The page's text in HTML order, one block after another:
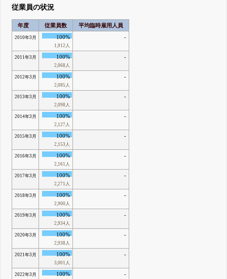
従業員の状況
年度 従業員数 平均臨時雇用人員
2010年3月 100%
1,912人
-
2011年3月 100%
2,068人
-
2012年3月 100%
2,085人
-
2013年3月 100%
2,098人
-
2014年3月 100%
2,127人
-
2015年3月 100%
2,153人
-
2016年3月 100%
2,161人
-
2017年3月 100%
2,271人
-
2018年3月 100%
2,900人
-
2019年3月 100%
2,934人
-
2020年3月 100%
2,938人
-
2021年3月 100%
3,001人
-
2022年3月 100% -